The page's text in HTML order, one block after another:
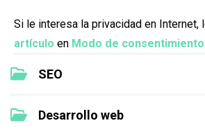
SEO
Desarrollo web
Si le interesa la privacidad en Internet,
artículo en Modo de